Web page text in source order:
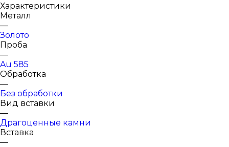
Характеристики
Металл
—
Золото
Проба
—
Au 585
Обработка
—
Без обработки
Вид вставки
—
Драгоценные камни
Вставка
—